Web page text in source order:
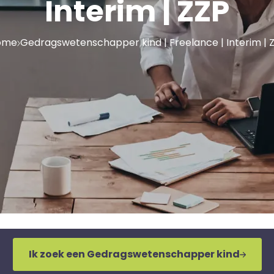
Interim | ZZP
Gedragswetenschapper kind | Freelance | Interim |
Ik zoek een Gedragswetenschapper kind